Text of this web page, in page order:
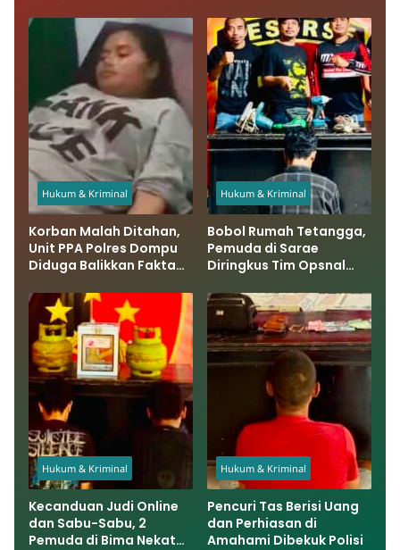
Hukum & Kriminal
Korban Malah Ditahan,
Unit PPA Polres Dompu
Diduga Balikkan Fakta
Hukum & Kriminal
Bobol Rumah Tetangga,
Pemuda di Sarae
Diringkus Tim Opsnal
Hukum & Kriminal
Kecanduan Judi Online
dan Sabu-Sabu, 2
Pemuda di Bima Nekat
Hukum & Kriminal
Pencuri Tas Berisi Uang
dan Perhiasan di
Amahami Dibekuk Polisi